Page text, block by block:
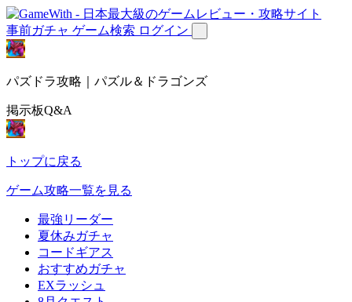
事前ガチャ ゲーム検索 ログイン
パズドラ攻略｜パズル＆ドラゴンズ
掲示板Q&A
トップに戻る
ゲーム攻略一覧を見る
最強リーダー
夏休みガチャ
コードギアス
おすすめガチャ
EXラッシュ